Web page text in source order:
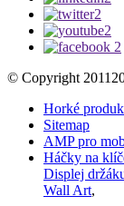
© Copyright
Horké
Sitemap
AMP pro
Háčky na
Displej
Wall Art,